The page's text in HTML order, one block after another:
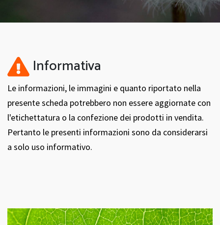
Informativa
Le informazioni, le immagini e quanto riportato nella
presente scheda potrebbero non essere aggiornate con
l'etichettatura o la confezione dei prodotti in vendita.
Pertanto le presenti informazioni sono da considerarsi
a solo uso informativo.